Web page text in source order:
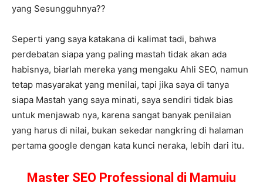
yang Sesungguhnya??
Seperti yang saya katakana di kalimat tadi, bahwa
perdebatan siapa yang paling mastah tidak akan ada
habisnya, biarlah mereka yang mengaku Ahli SEO, namun
tetap masyarakat yang menilai, tapi jika saya di tanya
siapa Mastah yang saya minati, saya sendiri tidak bias
untuk menjawab nya, karena sangat banyak penilaian
yang harus di nilai, bukan sekedar nangkring di halaman
pertama google dengan kata kunci neraka, lebih dari itu.
Master SEO Professional di Mamuju